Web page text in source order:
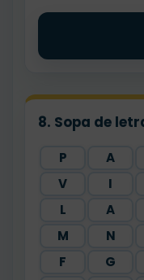
8. Sopa de
P A
V
I
L
A
M
N
F
G